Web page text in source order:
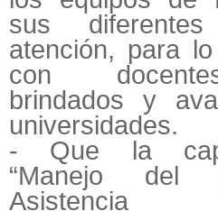
sus
atención, para
con
brindados y
universidades.
- Que la
“Manejo del
Asistencia